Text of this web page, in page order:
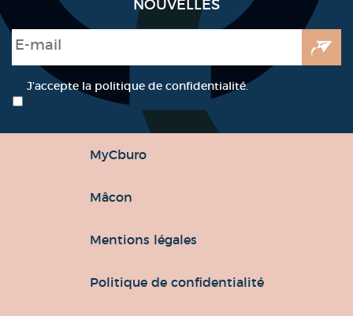
NOUVELLES
E-mail
RGPD *
J’accepte la politique de confidentialité.
*
MyCburo
Mâcon
Mentions légales
Politique de confidentialité